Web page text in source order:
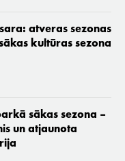
atveras sezonas
kultūras sezona
sākas sezona –
un atjaunota